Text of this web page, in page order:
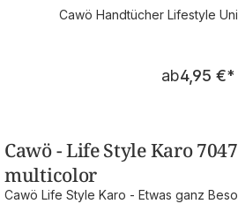
Cawö Handtücher Lifestyle
ab4,95 €*
Cawö - Life Style Karo
multicolor
Cawö Life Style Karo - Etwas ganz